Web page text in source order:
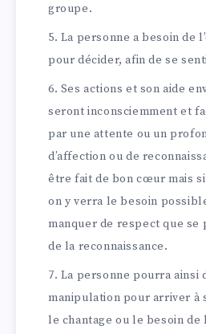
groupe.
La personne a besoin de
pour décider, afin de se
Ses actions et son aide
seront inconsciemment et
par une attente ou un
d’affection ou de
être fait de bon cœur mais
on y verra le besoin
manquer de respect que se
de la reconnaissance.
La personne pourra ainsi
manipulation pour arriver à
le chantage ou le besoin de